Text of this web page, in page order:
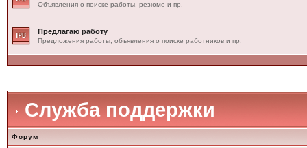
Объявления о поиске работы, резюме и пр.
Предлагаю работу
Предложения работы, объявления о поиске работников и пр.
Служба поддержки
Форум